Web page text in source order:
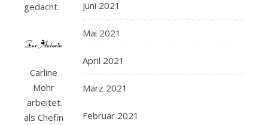
gedacht.
​C​arline
Mohr
arbeitet
als Chefin
Juni 2021
Mai 2021
April 2021
März 2021
Februar 2021